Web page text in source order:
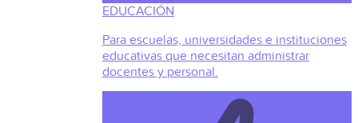
EDUCACIÓN
Para escuelas, universidades e instituciones
educativas que necesitan administrar
docentes y personal.